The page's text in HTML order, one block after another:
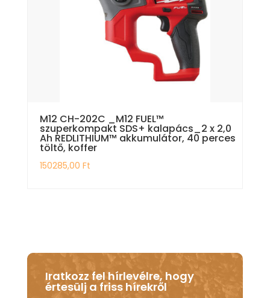
M12 CH-202C _M12 FUEL™
szuperkompakt SDS+ kalapács_2 x 2,0
Ah REDLITHIUM™ akkumulátor, 40 perces
töltő, koffer
150285,00 Ft
Iratkozz fel hírlevélre, hogy
értesülj a friss hírekről